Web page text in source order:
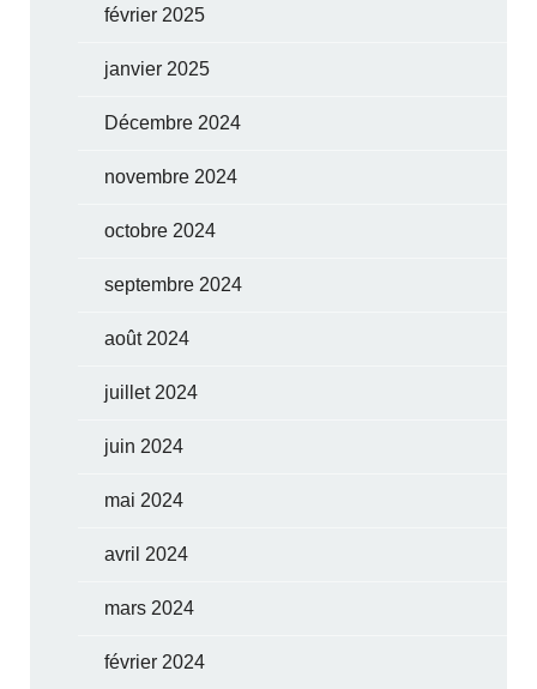
février 2025
janvier 2025
Décembre 2024
novembre 2024
octobre 2024
septembre 2024
août 2024
juillet 2024
juin 2024
mai 2024
avril 2024
mars 2024
février 2024